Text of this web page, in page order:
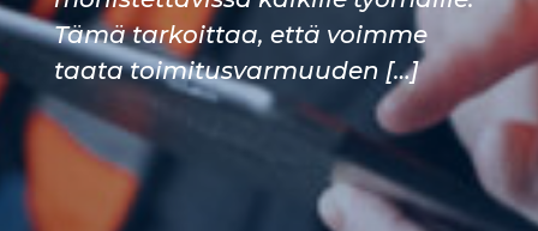
Tämä tarkoittaa, että voimme
taata toimitusvarmuuden […]